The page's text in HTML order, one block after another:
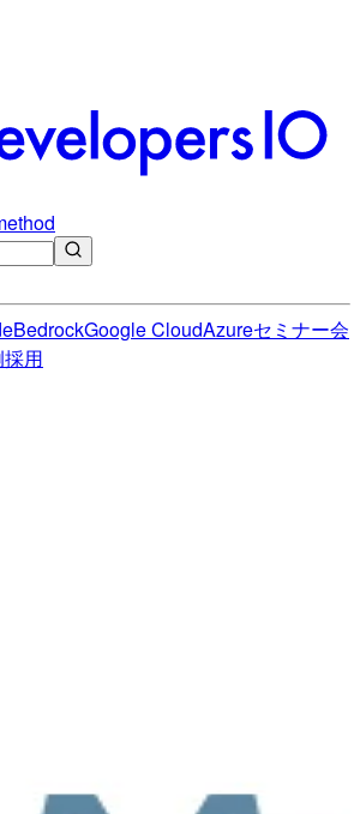
BedrockGoogle CloudAzureセミナー会
採用